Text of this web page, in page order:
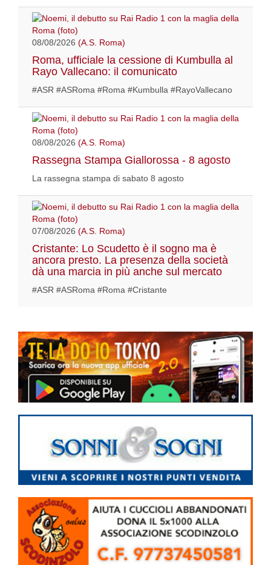
08/08/2026 (A.S. Roma)
Roma, ufficiale la cessione di Kumbulla al
Rayo Vallecano: il comunicato
#ASR #ASRoma #Roma #Kumbulla #RayoVallecano
08/08/2026 (A.S. Roma)
Rassegna Stampa Giallorossa - 8 agosto
La rassegna stampa di sabato 8 agosto
07/08/2026 (A.S. Roma)
Cristante: Lo Scudetto è il sogno ma è
ancora presto. La presenza della società
dà una marcia in più anche sul mercato
#ASR #ASRoma #Roma #Cristante